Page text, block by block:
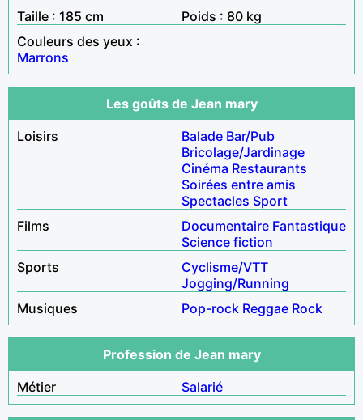
Taille : 185 cm
Poids : 80 kg
Couleurs des yeux :
Marrons
Les goûts de Jean mary
Loisirs
Balade Bar/Pub
Bricolage/Jardinage
Cinéma Restaurants
Soirées entre amis
Spectacles Sport
Films
Documentaire Fantastique
Science fiction
Sports
Cyclisme/VTT
Jogging/Running
Musiques
Pop-rock Reggae Rock
Profession de Jean mary
Métier
Salarié